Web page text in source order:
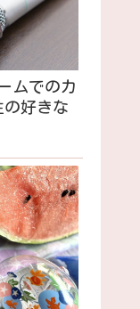
ムでのカ
好きな